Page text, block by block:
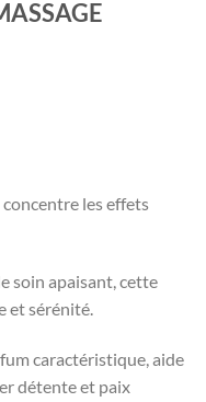
concentre les effets
soin apaisant, cette
et sérénité.
caractéristique, aide
détente et paix